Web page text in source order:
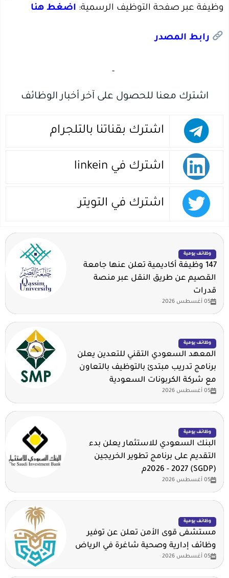
وظيفة عبر صفحة التوظيف الرسمية: اضغط هنا
رابط المصدر
-‏
اشترك معنا للحصول على آخر أخبار الوظائف
اشترك بقناتنا بالتلجرام
اشترك في linkein
اشترك في التويتر
وظائف يومية
147 وظيفة أكاديمية تعلن عنها جامعة
القصيم عن طريق النقل عبر منصة
قدرات
05 أغسطس 2026
وظائف يومية
المعهد السعودي التقني للتعدين يعلن
برنامج تدريب مبتدئ بالتوظيف بالتعاون
مع شركة الكربونات السعودية
05 أغسطس 2026
وظائف يومية
البنك السعودي للاستثمار يعلن بدء
التقديم على برنامج تطوير الخريجين
(SGDP) 2026 - 2027م
05 أغسطس 2026
وظائف يومية
مستشفى قوى الأمن تعلن عن توفير
وظائف إدارية وصحية شاغرة في الرياض
05 أغسطس 2026